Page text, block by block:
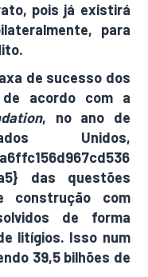
pois já existirá
para
de sucesso dos
acordo com a
, no ano de
Unidos,
das questões
construção com
de forma
litígios. Isso num
39,5 bilhões de